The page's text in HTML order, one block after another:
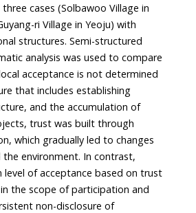
cases (Solbawoo Village in
ri Village in Yeoju) with
structures. Semi-structured
analysis was used to compare
acceptance is not determined
that includes establishing
and the accumulation of
trust was built through
which gradually led to changes
environment. In contrast,
of acceptance based on trust
the scope of participation and
non-disclosure of